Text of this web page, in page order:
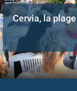
Cervia, la